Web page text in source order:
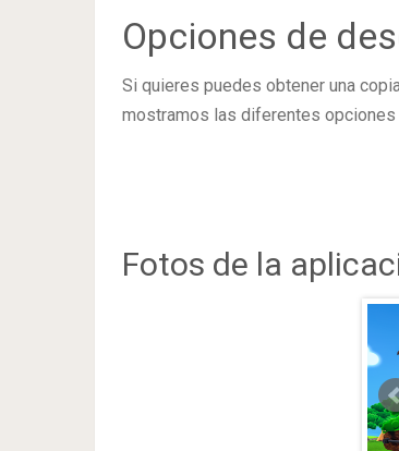
Opciones de
Si quieres puedes obtener una
mostramos las diferentes
Fotos de la